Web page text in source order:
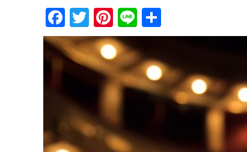
Facebook
TwitterPinterest
Line
有